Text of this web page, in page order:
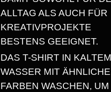
ALLTAG ALS AUCH FÜR
KREATIVPROJEKTE
BESTENS GEEIGNET.
DAS T-SHIRT IN KALTEM
WASSER MIT
FARBEN WASCHEN,